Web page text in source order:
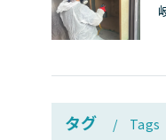
タグ Tags